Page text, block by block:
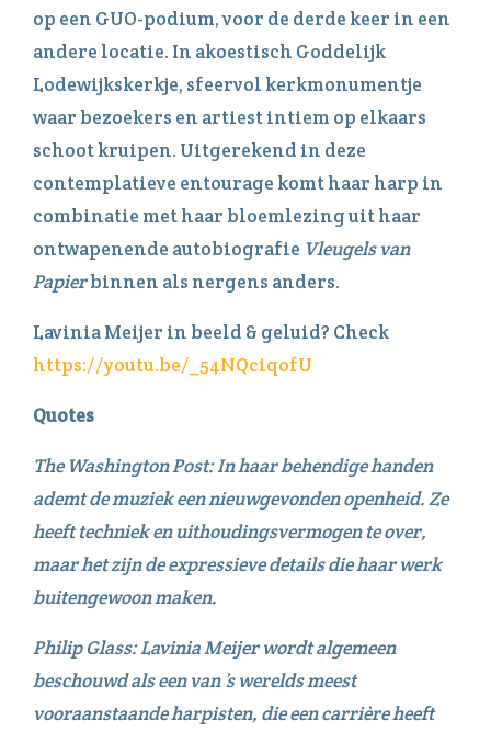
op een GUO-podium, voor de derde keer in een
andere locatie. In akoestisch Goddelijk
Lodewijkskerkje, sfeervol kerkmonumentje
waar bezoekers en artiest intiem op elkaars
schoot kruipen. Uitgerekend in deze
contemplatieve entourage komt haar harp in
combinatie met haar bloemlezing uit haar
ontwapenende autobiografie Vleugels van
Papierbinnen als nergens anders.
Lavinia Meijer in beeld & geluid? Check
https://youtu.be/_54NQciqofU
Quotes
The Washington Post: In haar behendige handen
ademt de muziek een nieuwgevonden openheid. Ze
heeft techniek en uithoudingsvermogen te over,
maar het zijn de expressieve details die haar werk
buitengewoon maken.
Philip Glass: Lavinia Meijer wordt algemeen
beschouwd als een van ’s werelds meest
vooraanstaande harpisten, die een carrière heeft